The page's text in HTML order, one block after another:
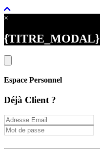
×
{TITRE_MODAL}
Espace Personnel
Déjà Client ?